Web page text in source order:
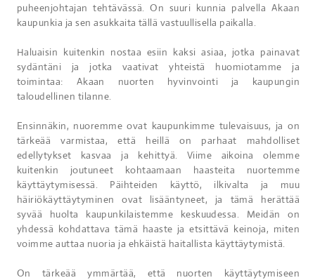
puheenjohtajan tehtävässä. On suuri kunnia palvella Akaan
kaupunkia ja sen asukkaita tällä vastuullisella paikalla.
Haluaisin kuitenkin nostaa esiin kaksi asiaa, jotka painavat
sydäntäni ja jotka vaativat yhteistä huomiotamme ja
toimintaa: Akaan nuorten hyvinvointi ja kaupungin
taloudellinen tilanne.
Ensinnäkin, nuoremme ovat kaupunkimme tulevaisuus, ja on
tärkeää varmistaa, että heillä on parhaat mahdolliset
edellytykset kasvaa ja kehittyä. Viime aikoina olemme
kuitenkin joutuneet kohtaamaan haasteita nuortemme
käyttäytymisessä. Päihteiden käyttö, ilkivalta ja muu
häiriökäyttäytyminen ovat lisääntyneet, ja tämä herättää
syvää huolta kaupunkilaistemme keskuudessa. Meidän on
yhdessä kohdattava tämä haaste ja etsittävä keinoja, miten
voimme auttaa nuoria ja ehkäistä haitallista käyttäytymistä.
On tärkeää ymmärtää, että nuorten käyttäytymiseen